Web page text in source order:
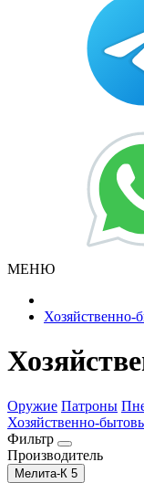
МЕНЮ
Оружие Патроны
Хозяйственно-
Фильтр
Производитель
Мелита-К 5